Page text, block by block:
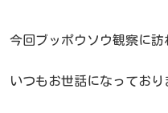
今回ブッポウソウ観察に訪
いつもお世話になっており